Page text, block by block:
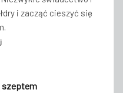
i zacząć cieszyć się
szeptem